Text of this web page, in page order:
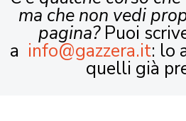
ma che non vedi
pagina?Puoi
a info@gazzera.it: lo
quelli già